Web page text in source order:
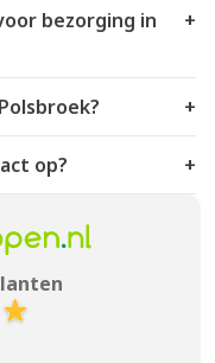
bezorging in
+
+
op? +